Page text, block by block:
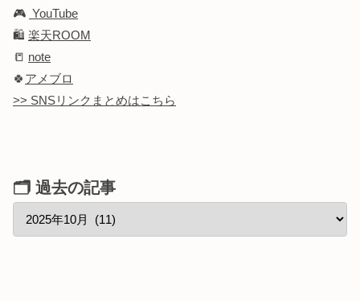
🎮 YouTube
🛍️ 楽天ROOM
📒 note
🍀アメブロ
>> SNSリンクまとめはこちら
🗂 過去の記事